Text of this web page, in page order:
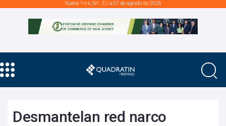
Nueva York, NY., EU a 07 de agosto de 2026
Desmantelan red narco